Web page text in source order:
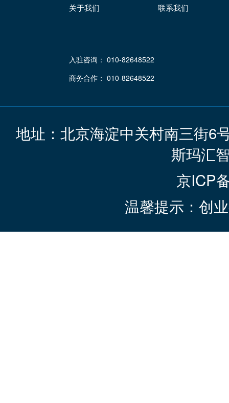
关于我们 联系我们
入驻咨询： 010-82648522
商务合作： 010-82648522
地址：北京海淀中关村南三街6
斯玛汇
京ICP
温馨提示：创